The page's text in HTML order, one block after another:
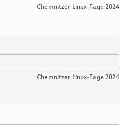
Chemnitzer Linux-Tage 2024
Chemnitzer Linux-Tage 2024